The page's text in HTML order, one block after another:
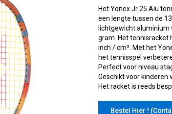
Het Yonex Jr 25 Alu
een lengte tussen de
lichtgewicht
gram. Het tennisracket
inch / cm². Met het
het tennisspel
Perfect voor niveau
Geschikt voor kinderen
Het racket is reeds
Bestel Hier !